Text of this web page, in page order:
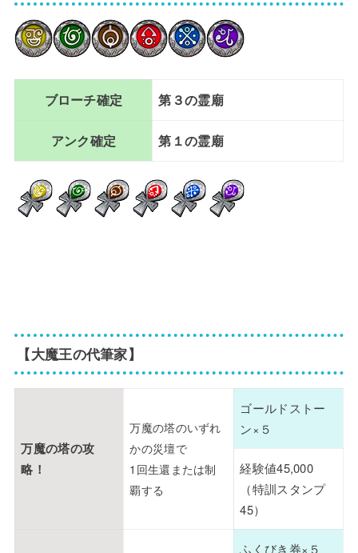
ブローチ確定 第３の霊廟
アンク確定 第１の霊廟
【大魔王の代筆家】
万魔の塔の攻
略！
万魔の塔のいずれ
かの災壇で
1回生還または制
覇する
ゴールドストー
ン×５
経験値45,000
（特訓スタンプ
45）
ふくびき券×５